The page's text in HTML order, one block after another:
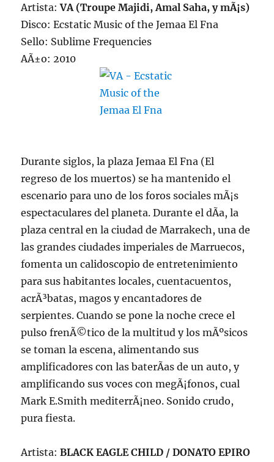
Artista:VA (Troupe Majidi, Amal Saha, y mÃ¡s)
Disco: Ecstatic Music of the Jemaa El Fna
Sello: Sublime Frequencies
AÃ±o: 2010
Durante siglos, la plaza Jemaa El Fna (El
regreso de los muertos) se ha mantenido el
escenario para uno de los foros sociales mÃ¡s
espectaculares del planeta. Durante el dÃ­a, la
plaza central en la ciudad de Marrakech, una de
las grandes ciudades imperiales de Marruecos,
fomenta un calidoscopio de entretenimiento
para sus habitantes locales, cuentacuentos,
acrÃ³batas, magos y encantadores de
serpientes. Cuando se pone la noche crece el
pulso frenÃ©tico de la multitud y los mÃºsicos
se toman la escena, alimentando sus
amplificadores con las baterÃ­as de un auto, y
amplificando sus voces con megÃ¡fonos, cual
Mark E.Smith mediterrÃ¡neo. Sonido crudo,
pura fiesta.
Artista:BLACK EAGLE CHILD / DONATO EPIRO